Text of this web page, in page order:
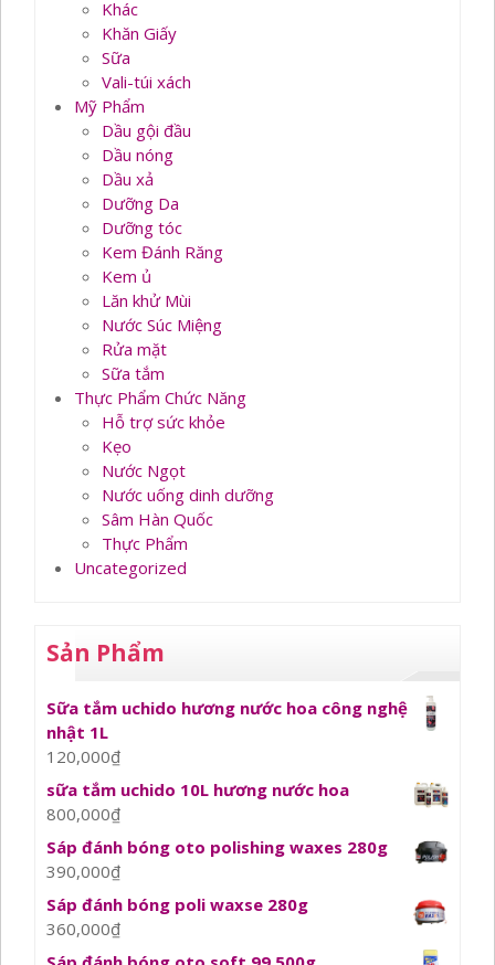
Khác
Khăn Giấy
Sữa
Vali-túi xách
Mỹ Phẩm
Dầu gội đầu
Dầu nóng
Dầu xả
Dưỡng Da
Dưỡng tóc
Kem Đánh Răng
Kem ủ
Lăn khử Mùi
Nước Súc Miệng
Rửa mặt
Sữa tắm
Thực Phẩm Chức Năng
Hỗ trợ sức khỏe
Kẹo
Nước Ngọt
Nước uống dinh dưỡng
Sâm Hàn Quốc
Thực Phẩm
Uncategorized
Sản Phẩm
Sữa tắm uchido hương nước hoa công nghệ
nhật 1L
120,000₫
sữa tắm uchido 10L hương nước hoa
800,000₫
Sáp đánh bóng oto polishing waxes 280g
390,000₫
Sáp đánh bóng poli waxse 280g
360,000₫